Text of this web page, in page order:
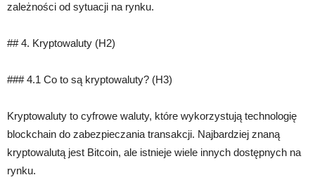
zależności od sytuacji na rynku.
## 4. Kryptowaluty (H2)
### 4.1 Co to są kryptowaluty? (H3)
Kryptowaluty to cyfrowe waluty, które wykorzystują technologię
blockchain do zabezpieczania transakcji. Najbardziej znaną
kryptowalutą jest Bitcoin, ale istnieje wiele innych dostępnych na
rynku.